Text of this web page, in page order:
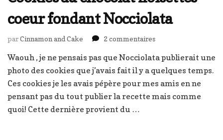
coeur fondant Nocciolata
parCinnamon and Cake 2 commentairessur
au
chocolat
noisettes
fondant
Waouh , je ne pensais pas que Nocciolata publierait une
photo des cookies que j’avais fait il y a quelques temps.
Ces cookies je les avais pépère pour mes amis en ne
pensant pas du tout publier la recette mais comme
quoi! Cette dernière provient du …